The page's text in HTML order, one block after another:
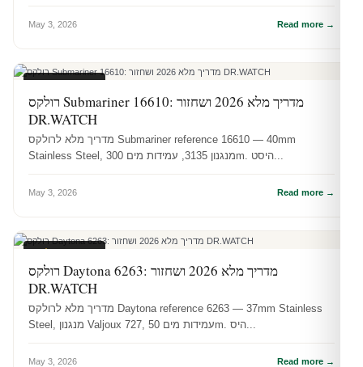
May 3, 2026 Read more →
רולקס Submariner 16610: מדריך מלא 2026 ושחזור
DR.WATCH
מדריך מלא לרולקס Submariner reference 16610 — 40mm
Stainless Steel, מנגנון 3135, עמידות מים 300m. היסט...
May 3, 2026 Read more →
רולקס Daytona 6263: מדריך מלא 2026 ושחזור
DR.WATCH
מדריך מלא לרולקס Daytona reference 6263 — 37mm Stainless
May 3, 2026 Read more →